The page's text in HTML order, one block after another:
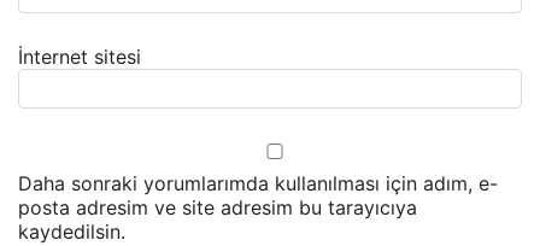
İnternet sitesi
Daha sonraki yorumlarımda kullanılması için adım, e-
posta adresim ve site adresim bu tarayıcıya
kaydedilsin.